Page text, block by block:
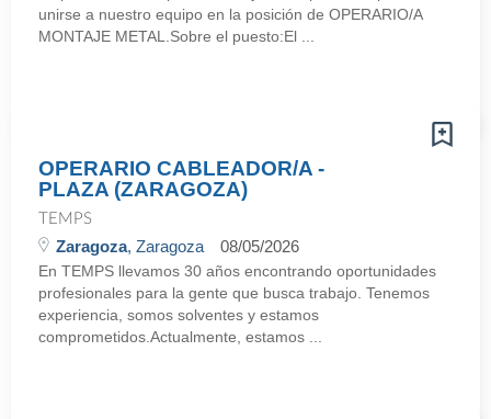
unirse a nuestro equipo en la posición de OPERARIO/A
MONTAJE METAL.Sobre el puesto:El ...
OPERARIO CABLEADOR/A -
PLAZA (ZARAGOZA)
TEMPS
Zaragoza, Zaragoza 08/05/2026
En TEMPS llevamos 30 años encontrando oportunidades
profesionales para la gente que busca trabajo. Tenemos
experiencia, somos solventes y estamos
comprometidos.Actualmente, estamos ...